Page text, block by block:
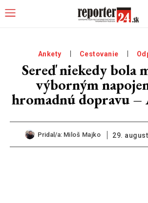
Ankety Cestovanie
Sereď niekedy bola
výborným
hromadnú dopravu
Pridal/a: Miloš Majko 29.